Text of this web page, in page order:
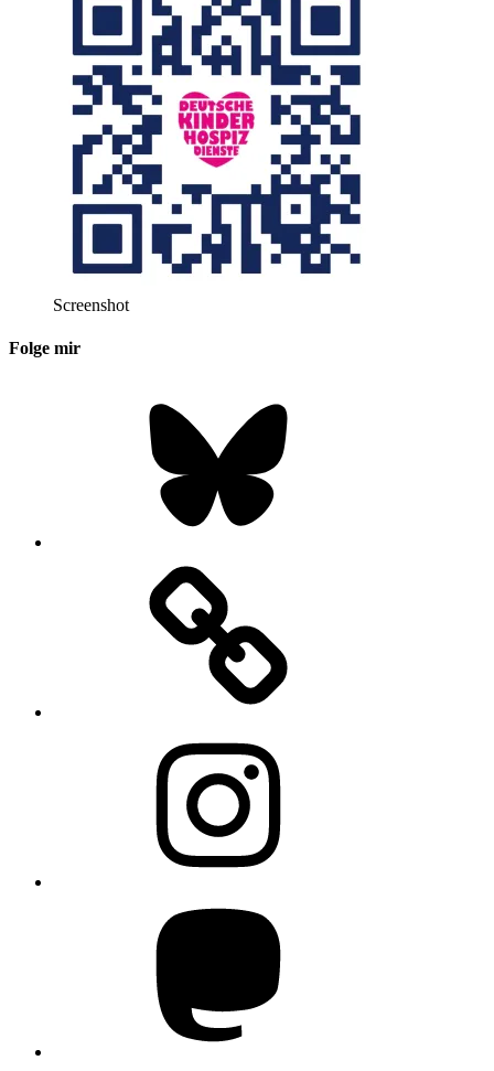
Screenshot
Folge mir